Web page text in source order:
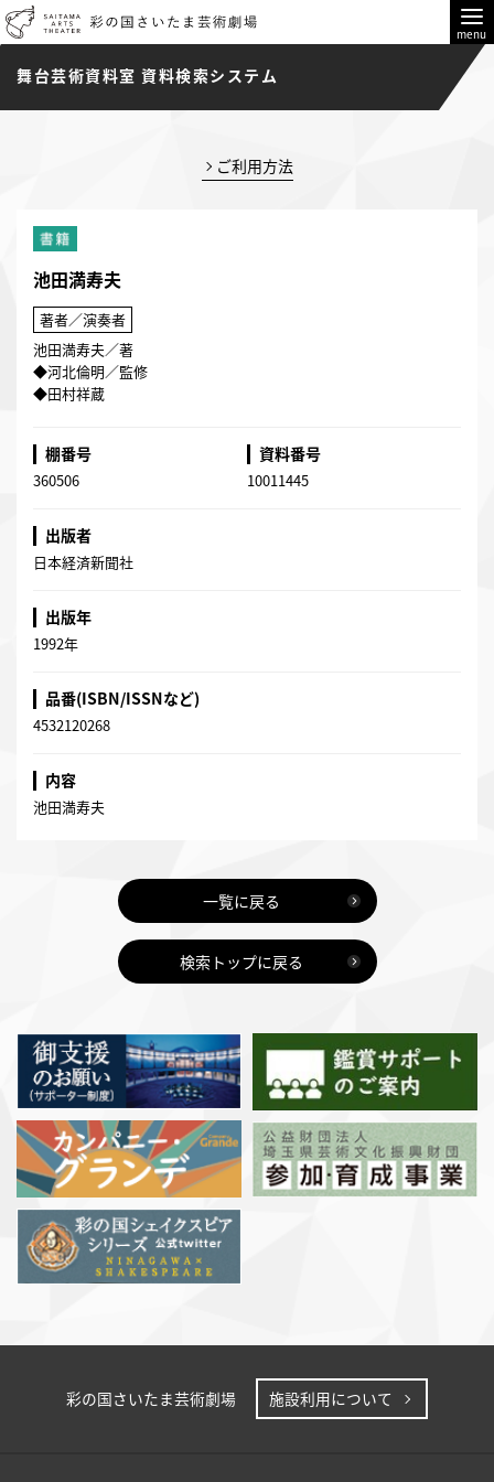
menu
舞台芸術資料室 資料検索システム
ご利用方法
池田満寿夫
著者／演奏者
池田満寿夫／著
◆河北倫明／監修
◆田村祥蔵
棚番号
360506
資料番号
10011445
出版者
日本経済新聞社
出版年
1992年
品番(ISBN/ISSNなど)
4532120268
内容
池田満寿夫
一覧に戻る
検索トップに戻る
彩の国さいたま芸術劇場 施設利用について